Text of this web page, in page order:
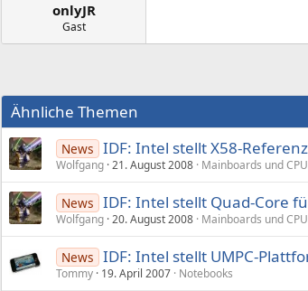
onlyJR
Gast
Ähnliche Themen
News IDF: Intel stellt X58-
Wolfgang 21. August 2008 Mainboards und
News IDF: Intel stellt Quad-Core
Wolfgang 20. August 2008 Mainboards und
News IDF: Intel stellt UMPC-
Tommy 19. April 2007 Notebooks